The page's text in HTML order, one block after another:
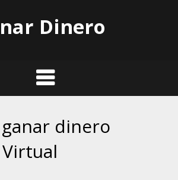
Dinero
ganar dinero